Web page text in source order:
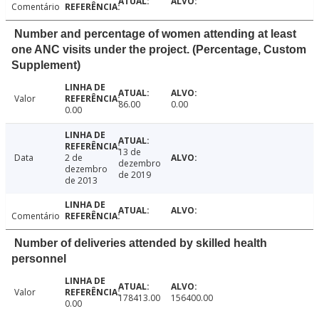
Comentário
Number and percentage of women attending at least
one ANC visits under the project. (Percentage, Custom
Supplement)
Valor
0.00
86.00 0.00
Data
2 de
dezembro
de 2013
13 de
dezembro
de 2019
Comentário
Number of deliveries attended by skilled health
personnel
Valor
0.00
178413.00 156400.00